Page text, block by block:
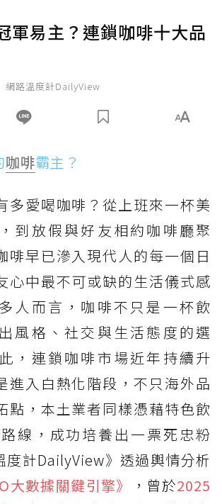
軍易主？連鎖咖啡十大品
網路溫度計DailyView
咖啡霸主？
多愛喝咖啡？從上班來一杯美
到放假與好友相約咖啡廳聚
啡早已滲入現代人的每一個日
心中最不可或缺的生活儀式感
人而言，咖啡不只是一杯飲
風格、社交與生活態度的選
，連鎖咖啡市場近年持續升
進入白熱化階段，不只海外品
點，本土業者同樣憑藉特色飲
線，成功培養出一票死忠粉
度計DailyView》透過輿情分析
大數據關鍵引擎》 ，曾於2025